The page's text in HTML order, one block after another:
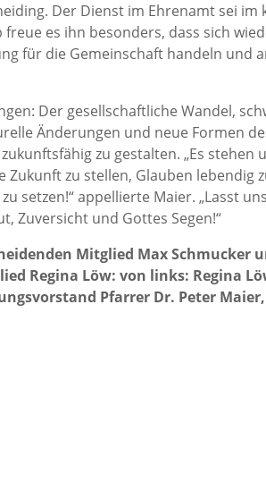
Der Dienst im Ehrenamt sei im
es ihn besonders, dass sich
für die Gemeinschaft handeln und
Der gesellschaftliche Wandel,
Änderungen und neue Formen
zu gestalten. „Es stehen
Zukunft zu stellen, Glauben lebendig
setzen!“ appellierte Maier. „Lasst
Zuversicht und Gottes Segen!“
Mitglied Max Schmucker
Regina Löw: von links: Regina
Pfarrer Dr. Peter